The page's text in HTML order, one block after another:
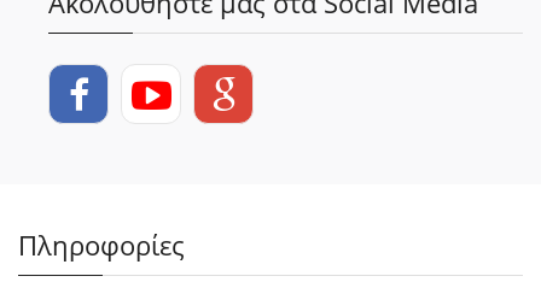
Πληροφορίες